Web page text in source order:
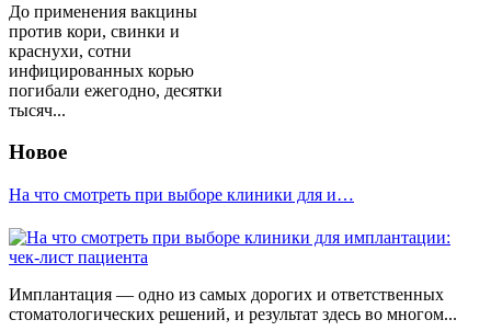
До применения вакцины
против кори, свинки и
краснухи, сотни
инфицированных корью
погибали ежегодно, десятки
тысяч...
Новое
На что смотреть при выборе клиники для и…
Имплантация — одно из самых дорогих и ответственных
стоматологических решений, и результат здесь во многом...